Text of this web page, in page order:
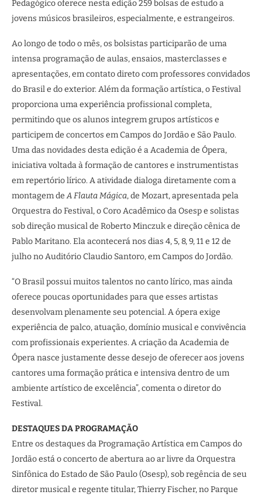
Pedagógico oferece nesta edição 259 bolsas de estudo a
jovens músicos brasileiros, especialmente, e estrangeiros.
Ao longo de todo o mês, os bolsistas participarão de uma
intensa programação de aulas, ensaios, masterclasses e
apresentações, em contato direto com professores convidados
do Brasil e do exterior. Além da formação artística, o Festival
proporciona uma experiência profissional completa,
permitindo que os alunos integrem grupos artísticos e
participem de concertos em Campos do Jordão e São Paulo.
Uma das novidades desta edição é a Academia de Ópera,
iniciativa voltada à formação de cantores e instrumentistas
em repertório lírico. A atividade dialoga diretamente com a
montagem deA Flauta Mágica, de Mozart, apresentada pela
Orquestra do Festival, o Coro Acadêmico da Osesp e solistas
sob direção musical de Roberto Minczuk e direção cênica de
Pablo Maritano. Ela acontecerá nos dias 4, 5, 8, 9, 11 e 12 de
julho no Auditório Claudio Santoro, em Campos do Jordão.
“O Brasil possui muitos talentos no canto lírico, mas ainda
oferece poucas oportunidades para que esses artistas
desenvolvam plenamente seu potencial. A ópera exige
experiência de palco, atuação, domínio musical e convivência
com profissionais experientes. A criação da Academia de
Ópera nasce justamente desse desejo de oferecer aos jovens
cantores uma formação prática e intensiva dentro de um
ambiente artístico de excelência”, comenta o diretor do
Festival.
DESTAQUES DA PROGRAMAÇÃO
Entre os destaques da Programação Artística em Campos do
Jordão está o concerto de abertura ao ar livre da Orquestra
Sinfônica do Estado de São Paulo (Osesp), sob regência de seu
diretor musical e regente titular, Thierry Fischer, no Parque